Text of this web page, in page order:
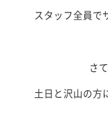
スタッフ全員で
さ
土日と沢山の方